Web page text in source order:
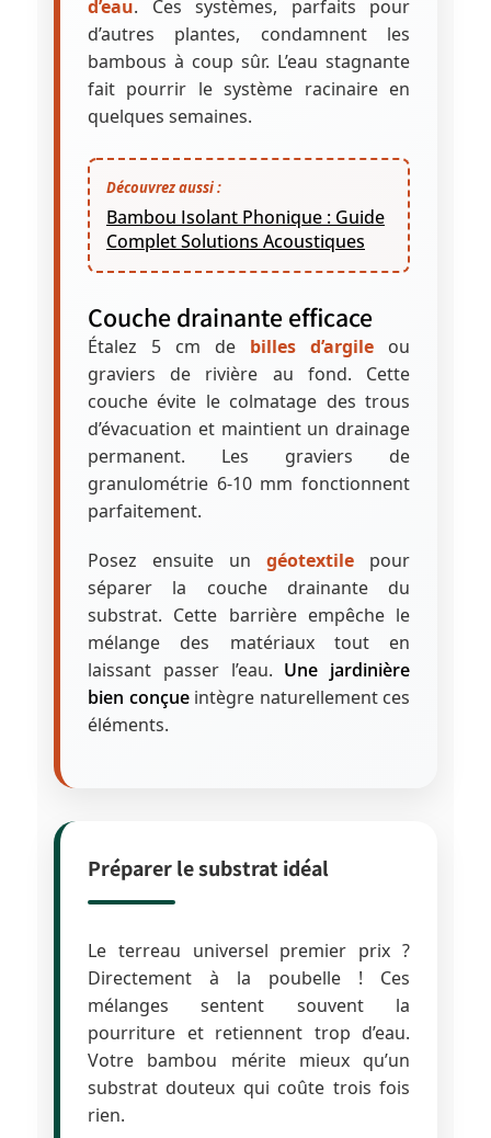
d’eau. Ces systèmes, parfaits pour
d’autres plantes, condamnent les
bambous à coup sûr. L’eau stagnante
fait pourrir le système racinaire en
quelques semaines.
Découvrez aussi :
Bambou Isolant Phonique : Guide
Complet Solutions Acoustiques
Couche drainante efficace
Étalez 5 cm de billes d’argile ou
graviers de rivière au fond. Cette
couche évite le colmatage des trous
d’évacuation et maintient un drainage
permanent. Les graviers de
granulométrie 6-10 mm fonctionnent
parfaitement.
Posez ensuite un géotextile pour
séparer la couche drainante du
substrat. Cette barrière empêche le
mélange des matériaux tout en
laissant passer l’eau. Une jardinière
bien conçueintègre naturellement ces
éléments.
Préparer le substrat idéal
Le terreau universel premier prix ?
Directement à la poubelle ! Ces
mélanges sentent souvent la
pourriture et retiennent trop d’eau.
Votre bambou mérite mieux qu’un
substrat douteux qui coûte trois fois
rien.